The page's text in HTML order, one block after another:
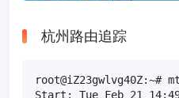
杭州路由追踪
root@iZ23gwlvg40Z:~#
Start: Tue Feb 21